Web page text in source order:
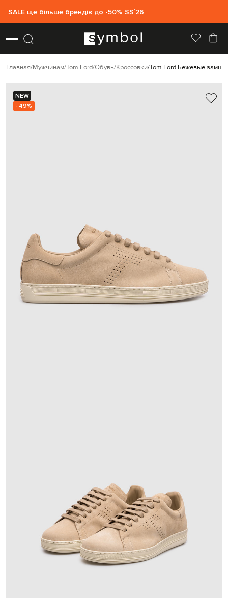
SALE ще більше брендів до -50% SS`26
Главная Мужчинам Tom Ford Обувь Кроссовки Tom Ford Бежевые
NEW
- 49%